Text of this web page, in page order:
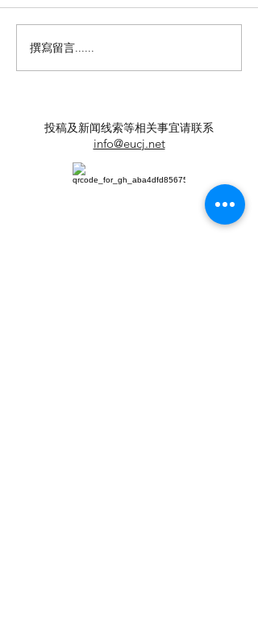
【羊城晚报】“科技+非遗”
引热议！第六届“广东文化
撰寫留言......
投稿及新闻线索等相关事宜请联系
info@eucj.net